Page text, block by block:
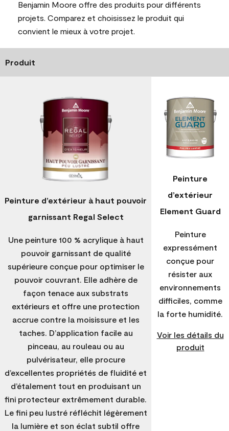
Benjamin Moore offre des produits pour différents
projets. Comparez et choisissez le produit qui
convient le mieux à votre projet.
Produit
Peinture d’extérieur à haut pouvoir
garnissant Regal Select
Une peinture 100 % acrylique à haut
pouvoir garnissant de qualité
supérieure conçue pour optimiser le
pouvoir couvrant. Elle adhère de
façon tenace aux substrats
extérieurs et offre une protection
accrue contre la moisissure et les
taches. D’application facile au
pinceau, au rouleau ou au
pulvérisateur, elle procure
d’excellentes propriétés de fluidité et
d’étalement tout en produisant un
fini protecteur extrêmement durable.
Le fini peu lustré réfléchit légèrement
la lumière et son éclat subtil offre
Peinture
d’extérieur
Element Guard
Peinture
expressément
conçue pour
résister aux
environnements
difficiles, comme
la forte humidité.
Voir les détails du
produit